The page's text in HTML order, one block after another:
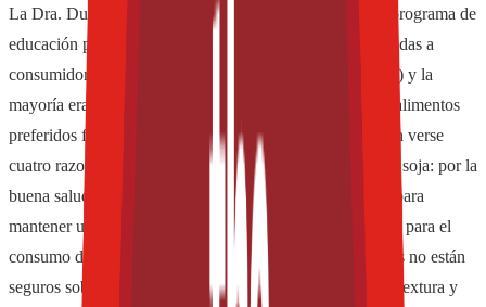
La Dra. Duncan manifestó: “Debería implementarse un programa de
educación para diabéticos. Según varias encuestas realizadas a
consumidores, el 90% consume soja (44% semanalmente) y la
mayoría eran intolerante a la lactosa o vegetarianos. Los alimentos
preferidos fueron: tofu, bebidas y helados de soja. Pueden verse
cuatro razones por las que las personas deciden consumir soja: por la
buena salud general, por disfrute, para sustituir lácteos y para
mantener una dieta baja en grasa. Las principales barreras para el
consumo de soja tienen que ver con que los consumidores no están
seguros sobre el modo de preparación, apariencia, sabor, textura y